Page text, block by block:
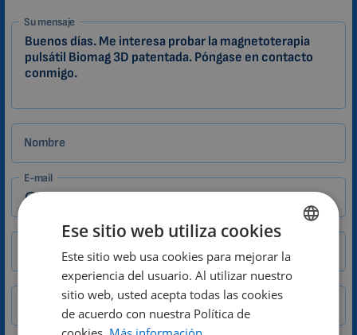
1-
ES
Zákazník
Su mensaje
Nombre
E-mail
CP
Teléfono
ENGLISH
DUTCH
GERMAN
Ese sitio web utiliza cookies
Este sitio web usa cookies para mejorar la
experiencia del usuario. Al utilizar nuestro
sitio web, usted acepta todas las cookies
de acuerdo con nuestra Política de